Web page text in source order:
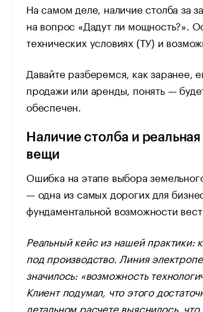
На самом деле, наличие столба за
на вопрос «Дадут ли мощность?».
технических условиях (ТУ) и
Давайте разберемся, как заранее,
продажи или аренды, понять —
обеспечен.
Наличие столба и
вещи
Ошибка на этапе выбора
— одна из самых дорогих для
фундаментальной возможности
Реальный кейс из нашей практики:
под производство. Линия
значилось: «возможность
Клиент подумал, что этого
детальном расчете выяснилось,